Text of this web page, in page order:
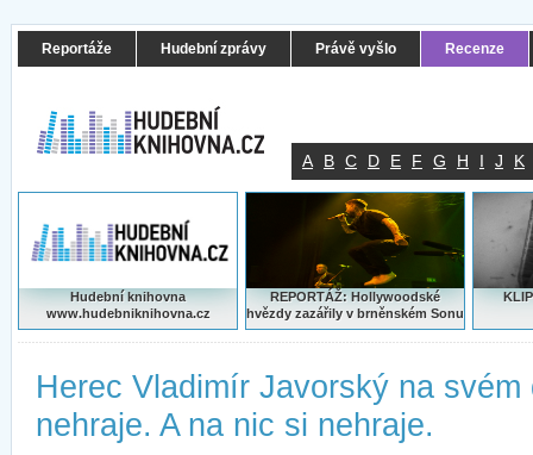
Reportáže Hudební zprávy Právě vyšlo Recenze
A B C D E F G H I J K
Hudební knihovna
www.hudebniknihovna.cz
REPORTÁŽ: Hollywoodské
hvězdy zazářily v brněnském Sonu
Herec Vladimír Javorský na svém
nehraje. A na nic si nehraje.